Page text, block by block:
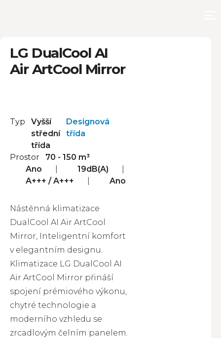
LG DualCool AI
Air ArtCool Mirror
Nástěnná klimatizace
DualCool AI Air ArtCool
Mirror, Inteligentní komfort
v elegantním designu.
Klimatizace LG DualCool AI
Air ArtCool Mirror přináší
spojení prémiového výkonu,
chytré technologie a
moderního vzhledu se
zrcadlovým čelním panelem.
Vyšší
střední
třída
Designová
třída
70 - 150 m³
Ano
19dB(A)
A+++ / A+++
Ano